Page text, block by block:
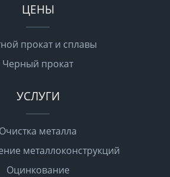
ЦЕНЫ
прокат и сплавы
Черный прокат
УСЛУГИ
Очистка металла
металлоконструкций
Оцинкование